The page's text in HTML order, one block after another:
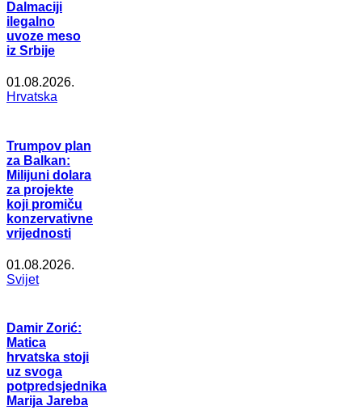
Dalmaciji
ilegalno
uvoze meso
iz Srbije
01.08.2026.
Hrvatska
Trumpov plan
za Balkan:
Milijuni dolara
za projekte
koji promiču
konzervativne
vrijednosti
01.08.2026.
Svijet
Damir Zorić:
Matica
hrvatska stoji
uz svoga
potpredsjednika
Marija Jareba